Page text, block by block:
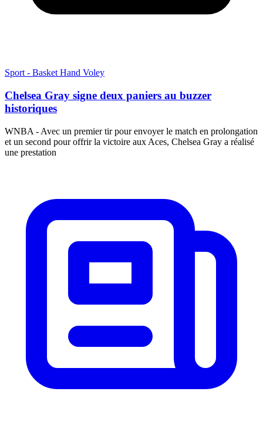
Sport - Basket Hand Voley
Chelsea Gray signe deux paniers au buzzer
historiques
WNBA - Avec un premier tir pour envoyer le match en prolongation
et un second pour offrir la victoire aux Aces, Chelsea Gray a réalisé
une prestation